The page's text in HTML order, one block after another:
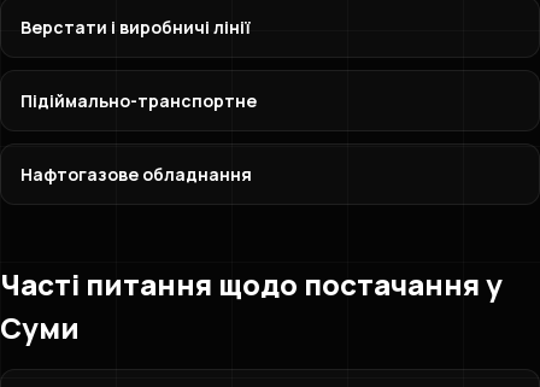
Верстати і виробничі лінії
Підіймально-транспортне
Нафтогазове обладнання
Часті питання щодо постачання у
Суми